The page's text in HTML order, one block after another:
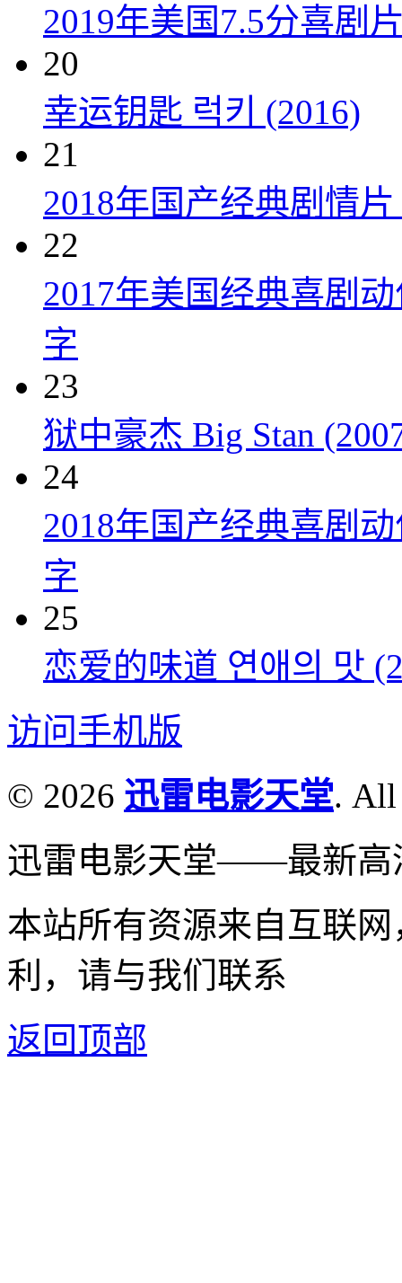
2019年美国7.5分喜剧
20
幸运钥匙 럭키 (2016)
21
2018年国产经典剧情
22
2017年美国经典喜剧
字
23
狱中豪杰 Big Stan
24
2018年国产经典喜剧
字
25
恋爱的味道 연애의 맛
访问手机版
© 2026 迅雷电影天堂. All
迅雷电影天堂——最新高
本站所有资源来自互联
利，请与我们联系
返回顶部